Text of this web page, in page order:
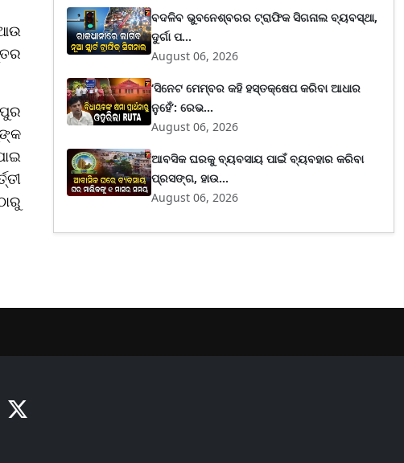
ବଦଳିବ ଭୁବନେଶ୍ବରର ଟ୍ରାଫିକ ସିଗନାଲ ବ୍ୟବସ୍ଥା,
ଦୁର୍ଗା ପ...
August 06, 2026
‘ସିନେଟ ମେମ୍ବର କହି ହସ୍ତକ୍ଷେପ କରିବା ଆଧାର
ନୁହେଁ’: ରେଭ...
August 06, 2026
ଆବସିକ ଘରକୁ ବ୍ୟବସାୟ ପାଇଁ ବ୍ୟବହାର କରିବା
ପ୍ରସଙ୍ଗ, ହାଉ...
August 06, 2026